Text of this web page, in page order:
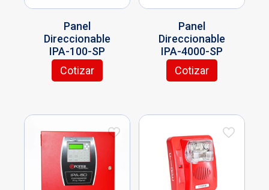
Panel
Direccionable
IPA-100-SP
Cotizar
Panel
Direccionable
IPA-4000-SP
Cotizar